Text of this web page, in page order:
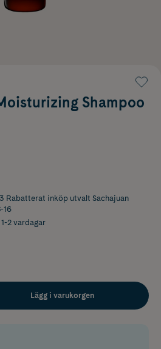
Shampoo
Rabatterat inköp utvalt Sachajuan
16
2 vardagar
Lägg i varukorgen